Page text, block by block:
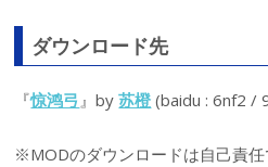
ダウンロード先
『惊鸿弓 』by苏橙 (baidu : 6nf2 /
※MODのダウンロードは自己責